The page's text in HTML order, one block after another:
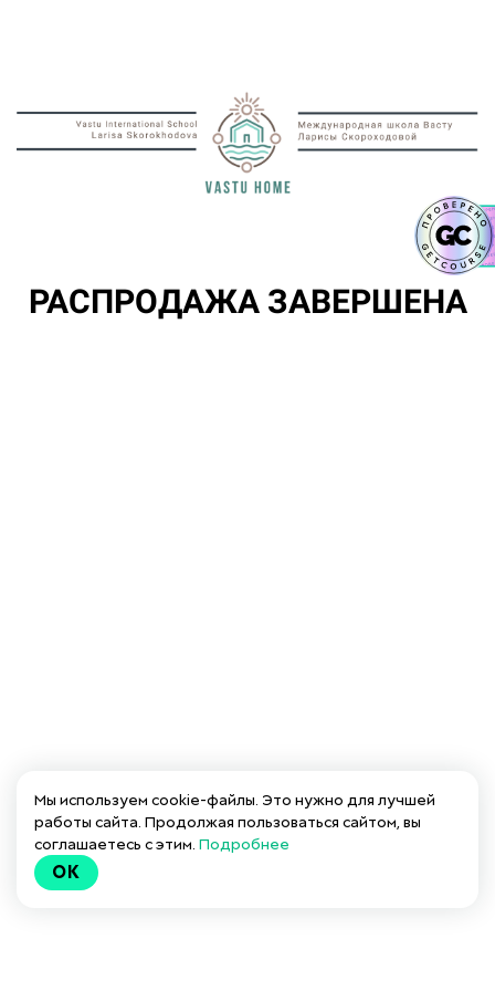
РАСПРОДАЖА ЗАВЕРШЕНА
Мы используем cookie-файлы. Это нужно для лучшей
работы сайта. Продолжая пользоваться сайтом, вы
соглашаетесь с этим. Подробнее
OK